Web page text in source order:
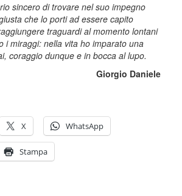
sincero di trovare nel suo impegno
che lo porti ad essere capito
traguardi al momento lontani
i miraggi: nella vita ho imparato una
coraggio dunque e in bocca al lupo.
Giorgio Daniele
X WhatsApp
Stampa